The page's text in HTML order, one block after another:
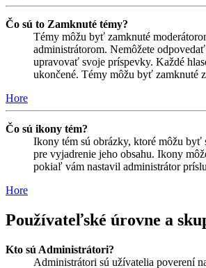
Čo sú to Zamknuté témy?
Témy môžu byť zamknuté
administrátorom. Nemôžete
upravovať svoje príspevky. Každé
ukončené. Témy môžu byť zamknuté
Hore
Čo sú ikony tém?
Ikony tém sú obrázky, ktoré môžu byť
pre vyjadrenie jeho obsahu. Ikony
pokiaľ vám nastavil administrátor
Hore
Používateľské úrovne a
Kto sú Administrátori?
Administrátori sú užívatelia poverení